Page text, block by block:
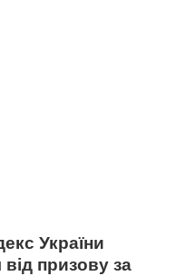
України
призову за